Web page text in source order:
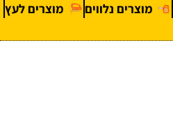
מוצרים נלווים
מוצרים לעץ